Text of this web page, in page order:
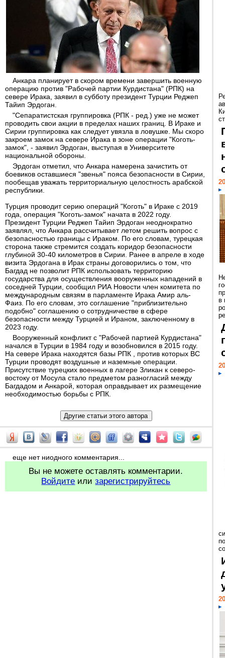
Анкара планирует в скором времени завершить военную
операцию против "Рабочей партии Курдистана" (РПК) на
севере Ирака, заявил в субботу президент Турции Реджеп
Тайип Эрдоган.
"Сепаратистская группировка (РПК - ред.) уже не может
проводить свои акции в пределах наших границ. В Ираке и
Сирии группировка как следует увязла в ловушке. Мы скоро
закроем замок на севере Ирака в зоне операции "Коготь-
замок", - заявил Эрдоган, выступая в Университете
национальной обороны.
Эрдоган отметил, что Анкара намерена зачистить от
боевиков оставшиеся "звенья" пояса безопасности в Сирии,
пообещав уважать территориальную целостность арабской
республики.
Турция проводит серию операций "Коготь" в Ираке с 2019
года, операция "Коготь-замок" начата в 2022 году.
Президент Турции Реджеп Тайип Эрдоган неоднократно
заявлял, что Анкара рассчитывает летом решить вопрос с
безопасностью границы с Ираком. По его словам, турецкая
сторона также стремится создать коридор безопасности
глубиной 30-40 километров в Сирии. Ранее в апреле в ходе
визита Эрдогана в Ирак страны договорились о том, что
Багдад не позволит РПК использовать территорию
государства для осуществления вооруженных нападений в
соседней Турции, сообщил РИА Новости член комитета по
международным связям в парламенте Ирака Амир аль-
Фаиз. По его словам, это соглашение "приблизительно
подобно" соглашению о сотрудничестве в сфере
безопасности между Турцией и Ираном, заключенному в
2023 году.
Вооруженный конфликт с "Рабочей партией Курдистана"
начался в Турции в 1984 году и возобновился в 2015 году.
На севере Ирака находятся базы РПК , против которых ВС
Турции проводят воздушные и наземные операции.
Присутствие турецких военных в лагере Зликан к северо-
востоку от Мосула стало предметом разногласий между
Багдадом и Анкарой, которая оправдывает их размещение
необходимостью борьбы с РПК.
еще нет ниодного комментария...
Вы не можете оставлять комментарии.
Войдите илизарегистрируйтесь
в